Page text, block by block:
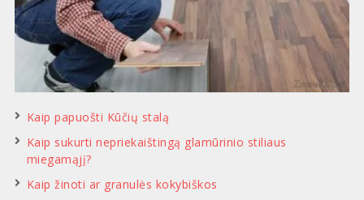
Kaip papuošti Kūčių stalą
Kaip sukurti nepriekaištingą glamūrinio stiliaus
miegamąjį?
Kaip žinoti ar granulės kokybiškos